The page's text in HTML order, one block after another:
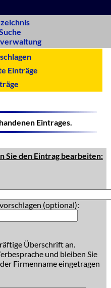
Einträge
Eintrages.
Sie den Eintrag bearbeiten:
(optional):
Überschrift an.
und bleiben Sie
Firmenname eingetragen